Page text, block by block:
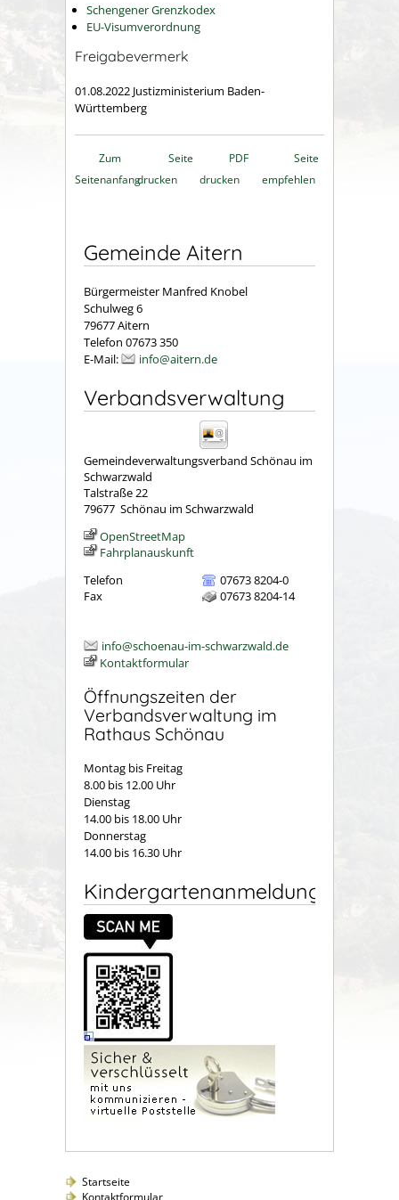
Schengener Grenzkodex
EU-Visumverordnung
Freigabevermerk
01.08.2022 Justizministerium Baden-
Württemberg
Zum
Seitenanfang
Seite
drucken
PDF
drucken
Seite
empfehlen
Gemeinde Aitern
Bürgermeister Manfred Knobel
Schulweg 6
79677 Aitern
Telefon 07673 350
E-Mail:
info@aitern.de
Verbandsverwaltung
Gemeindeverwaltungsverband Schönau im
Schwarzwald
Talstraße 22
79677 Schönau im Schwarzwald
OpenStreetMap
Fahrplanauskunft
Telefon
07673 8204-0
Fax
07673 8204-14
info@schoenau-im-schwarzwald.de
Kontaktformular
Öffnungszeiten der
Verbandsverwaltung im
Rathaus Schönau
Montag bis Freitag
8.00 bis 12.00 Uhr
Dienstag
14.00 bis 18.00 Uhr
Donnerstag
14.00 bis 16.30 Uhr
Kindergartenanmeldung
Startseite